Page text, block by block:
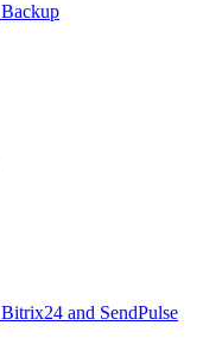
Backup
Bitrix24 and SendPulse